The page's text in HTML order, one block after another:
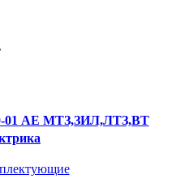
01 АЕ МТЗ,ЗИЛ,ЛТЗ,ВТ